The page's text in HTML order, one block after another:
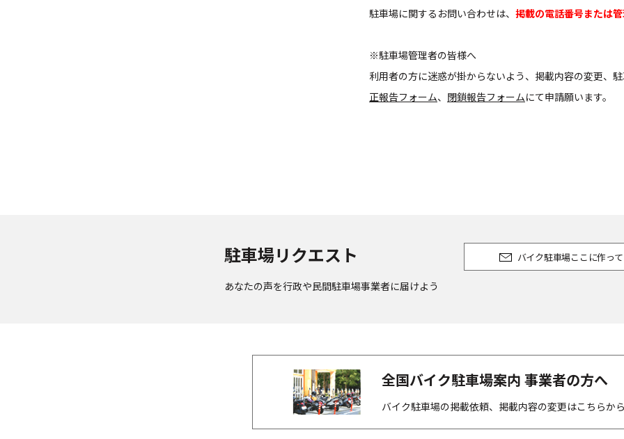
駐車場に関するお問い合わせは、 掲載の電話番号または
※駐車場管理者の皆様へ
利用者の方に迷惑が掛からないよう、掲載内容の変更、
正報告フォーム、 閉鎖報告フォームにて申請願います。
駐車場リクエスト
あなたの声を行政や民間駐車場事業者に届けよう
バイク駐車場ここに作っ
全国バイク駐車場案内 事業者の方へ
バイク駐車場の掲載依頼、掲載内容の変更はこちらか